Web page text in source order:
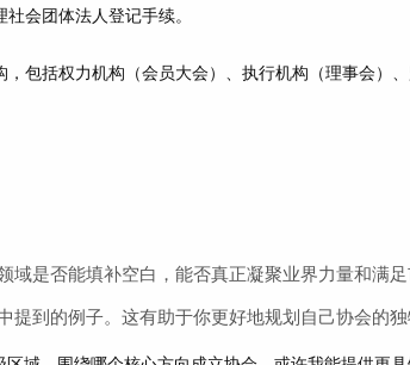
会团体法人登记手续。
，包括权力机构（会员大会）、执行机构（理事会）
域是否能填补空白，能否真正凝聚业界力量和满
提到的例子。这有助于你更好地规划自己协会的